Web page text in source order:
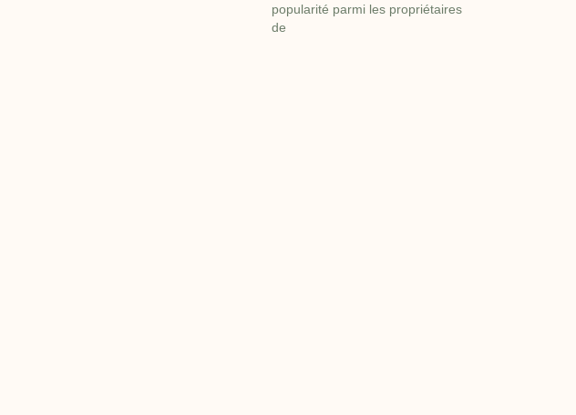
popularité parmi les propriétaires
de